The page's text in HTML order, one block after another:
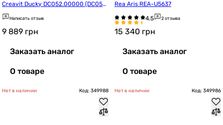
Creavit Ducky DC052.00000 (DC052
-00CB00E-0000)
Написать отзыв
9 889 грн
Заказать аналог
О товаре
Rea Aris REA-U5637
2 отзыва
15 340 грн
Заказать аналог
О товаре
Нет в наличии Код: 349988 Нет в наличии Код: 349986